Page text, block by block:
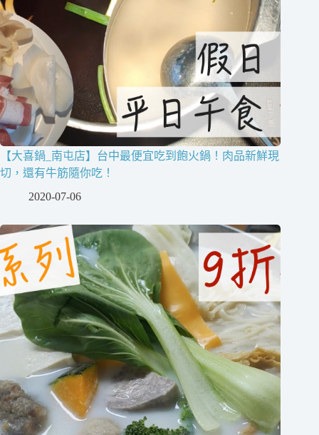
【大喜鍋_南屯店】台中最便宜吃到飽火鍋！肉品新鮮現
切，還有牛筋隨你吃！
2020-07-06